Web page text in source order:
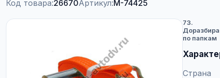
Код товара:26670Артикул:M-74425
73.
по папкам
Страна